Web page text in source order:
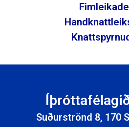
Suðurströnd 8, 170